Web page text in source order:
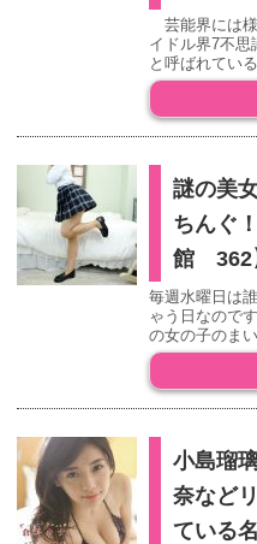
芸能界には
イドル界7不思
と呼ばれてい
謎の美
ちんぐ
館 362
毎週水曜日は
ゃう日なので
の女の子のま
小島瑠
奈など
ている